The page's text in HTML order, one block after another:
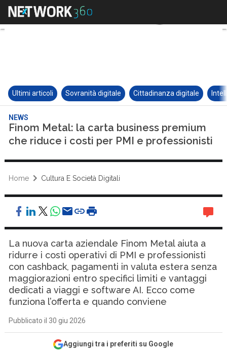
Ultimi articoli Sovranità digitale Cittadinanza digitale
NEWS
Finom Metal: la carta business premium
che riduce i costi per PMI e professionisti
Home Cultura E Società Digitali
La nuova carta aziendale Finom Metal aiuta a
ridurre i costi operativi di PMI e professionisti
con cashback, pagamenti in valuta estera senza
maggiorazioni entro specifici limiti e vantaggi
dedicati a viaggi e software AI. Ecco come
funziona l’offerta e quando conviene
Pubblicato il 30 giu 2026
Aggiungi tra i preferiti su Google